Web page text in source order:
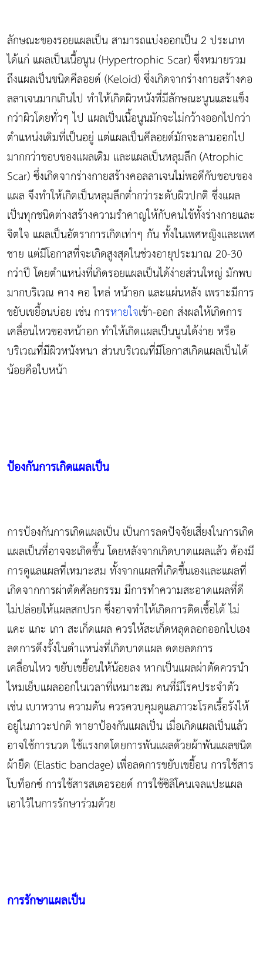
ลักษณะของรอยแผลเป็น สามารถแบ่งออกเป็น 2 ประเภท
ได้แก่ แผลเป็นเนื้อนูน (Hypertrophic Scar) ซึ่งหมายรวม
ถึงแผลเป็นชนิดคีลอยด์ (Keloid) ซึ่งเกิดจากร่างกายสร้างคอ
ลลาเจนมากเกินไป ทำให้เกิดผิวหนังที่มีลักษณะนูนและแข็ง
กว่าผิวโดยทั่วๆ ไป แผลเป็นเนื้อนูนมักจะไม่กว้างออกไปกว่า
ตำแหน่งเดิมที่เป็นอยู่ แต่แผลเป็นคีลอยด์มักจะลามออกไป
มากกว่าขอบของแผลเดิม และแผลเป็นหลุมลึก (Atrophic
Scar) ซึ่งเกิดจากร่างกายสร้างคอลลาเจนไม่พอดีกับขอบของ
แผล จึงทำให้เกิดเป็นหลุมลึกต่ำกว่าระดับผิวปกติ ซึ่งแผล
เป็นทุกชนิดต่างสร้างความรำคาญให้กับคนไข้ทั้งร่างกายและ
จิตใจ แผลเป็นอัตราการเกิดเท่าๆ กัน ทั้งในเพศหญิงและเพศ
ชาย แต่มีโอกาสที่จะเกิดสูงสุดในช่วงอายุประมาณ 20-30
กว่าปี โดยตำแหน่งที่เกิดรอยแผลเป็นได้ง่ายส่วนใหญ่ มักพบ
มากบริเวณ คาง คอ ไหล่ หน้าอก และแผ่นหลัง เพราะมีการ
ขยับเขยื้อนบ่อย เช่น การหายใจเข้า-ออก ส่งผลให้เกิดการ
เคลื่อนไหวของหน้าอก ทำให้เกิดแผลเป็นนูนได้ง่าย หรือ
บริเวณที่มีผิวหนังหนา ส่วนบริเวณที่มีโอกาสเกิดแผลเป็นได้
น้อยคือใบหน้า
ป้องกันการเกิดแผลเป็น
การป้องกันการเกิดแผลเป็น เป็นการลดปัจจัยเสี่ยงในการเกิด
แผลเป็นที่อาจจะเกิดขึ้น โดยหลังจากเกิดบาดแผลแล้ว ต้องมี
การดูแลแผลที่เหมาะสม ทั้งจากแผลที่เกิดขึ้นเองและแผลที่
เกิดจากการผ่าตัดศัลยกรรม มีการทำความสะอาดแผลที่ดี
ไม่ปล่อยให้แผลสกปรก ซึ่งอาจทำให้เกิดการติดเชื้อได้ ไม่
แคะ แกะ เกา สะเก็ดแผล ควรให้สะเก็ดหลุดลอกออกไปเอง
ลดการดึงรั้งในตำแหน่งที่เกิดบาดแผล ดดยลดการ
เคลื่อนไหว ขยับเขยื้อนให้น้อยลง หากเป็นแผลผ่าตัดควรนำ
ไหมเย็บแผลออกในเวลาที่เหมาะสม คนที่มีโรคประจำตัว
เช่น เบาหวาน ความดัน ควรควบคุมดูแลภาวะโรคเรื้อรังให้
อยู่ในภาวะปกติ ทายาป้องกันแผลเป็น เมื่อเกิดแผลเป็นแล้ว
อาจใช้การนวด ใช้แรงกดโดยการพันแผลด้วยผ้าพันแผลชนิด
ผ้ายืด (Elastic bandage) เพื่อลดการขยับเขยื้อน การใช้สาร
โบท็อกซ์ การใช้สารสเตอรอยด์ การใช้ซิลิโคนเจลแปะแผล
เอาไว้ในการรักษาร่วมด้วย
การรักษาแผลเป็น